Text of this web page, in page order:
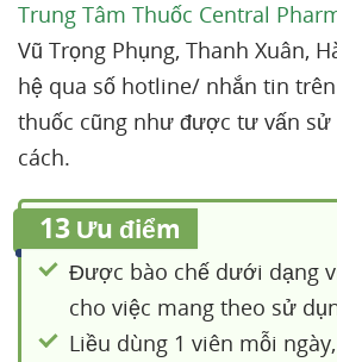
Trung Tâm Thuốc Central
Vũ Trọng Phụng, Thanh Xuân,
hệ qua số hotline/ nhắn tin
thuốc cũng như được tư vấn
cách.
13 Ưu điểm
Được bào chế dưới dạng
cho việc mang theo sử
Liều dùng 1 viên mỗi